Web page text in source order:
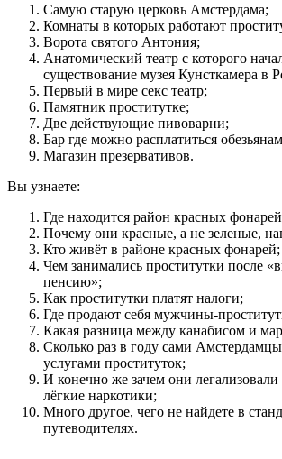
Самую старую церковь Амстердама;
Комнаты в которых работают
Ворота святого Антония;
Анатомический театр с которого
существование музея Кунсткамера в
Первый в мире секс театр;
Памятник проститутке;
Две действующие пивоварни;
Бар где можно расплатиться
Магазин презервативов.
Вы узнаете:
Где находится район красных
Почему они красные, а не зеленые,
Кто живёт в районе красных фонарей;
Чем занимались проститутки после
пенсию»;
Как проститутки платят налоги;
Где продают себя мужчины-
Какая разница между канабисом и
Сколько раз в году сами
услугами проституток;
И конечно же зачем они
лёгкие наркотики;
Много другое, чего не найдете в
путеводителях.